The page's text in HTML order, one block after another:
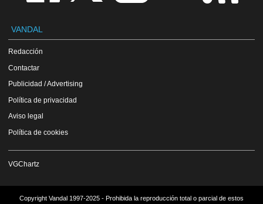
VANDAL
Redacción
Contactar
Publicidad / Advertising
Política de privacidad
Aviso legal
Política de cookies
VGChartz
Copyright Vandal 1997-2025 - Prohibida la reproducción total o parcial de estos